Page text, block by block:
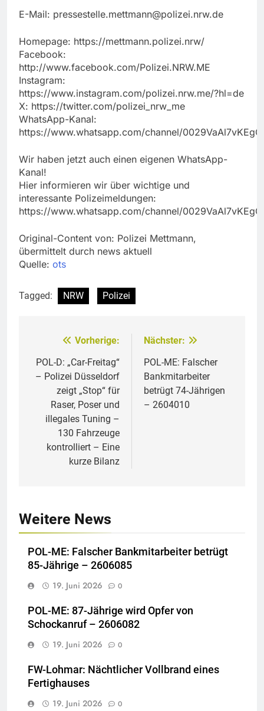
E-Mail: pressestelle.mettmann@polizei.nrw.de
Homepage: https://mettmann.polizei.nrw/
Facebook:
http://www.facebook.com/Polizei.NRW.ME
Instagram:
https://www.instagram.com/polizei.nrw.me/?hl=de
X: https://twitter.com/polizei_nrw_me
WhatsApp-Kanal:
https://www.whatsapp.com/channel/
Wir haben jetzt auch einen eigenen WhatsApp-
Kanal!
Hier informieren wir über wichtige und
interessante Polizeimeldungen:
https://www.whatsapp.com/channel/
Original-Content von: Polizei Mettmann,
übermittelt durch news aktuell
Quelle: ots
Tagged: NRW Polizei
Beitragsnavigation
Vorherige:
POL-D: „Car-Freitag“
– Polizei Düsseldorf
zeigt „Stop“ für
Raser, Poser und
illegales Tuning –
130 Fahrzeuge
kontrolliert – Eine
kurze Bilanz
Nächster:
POL-ME: Falscher
Bankmitarbeiter
betrügt 74-Jährigen
– 2604010
Weitere News
POL-ME: Falscher Bankmitarbeiter betrügt
85-Jährige – 2606085
19. Juni 2026
0
POL-ME: 87-Jährige wird Opfer von
Schockanruf – 2606082
19. Juni 2026
0
FW-Lohmar: Nächtlicher Vollbrand eines
Fertighauses
19. Juni 2026
0